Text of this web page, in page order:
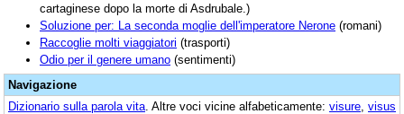
cartaginese dopo la morte di Asdrubale.)
Soluzione per: La seconda moglie dell'imperatore Nerone (romani)
Raccoglie molti viaggiatori (trasporti)
Odio per il genere umano (sentimenti)
Navigazione
Dizionario sulla parola vita . Altre voci vicine alfabeticamente: visure visus